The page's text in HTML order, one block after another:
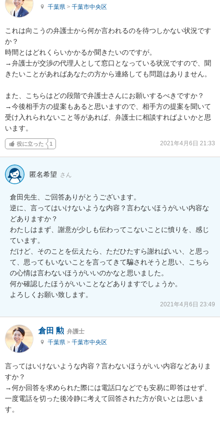
千葉県 > 千葉市中央区
これは向こうの弁護士から何か言われるのを待つしかない状況です
か？
時間とはどれくらいかかるか聞きたいのですが。
→弁護士が交渉の代理人として窓口となっている状況ですので、聞
きたいことがあればあなたの方から連絡しても問題はありません。
また、こちらはどの段階で弁護士さんにお願いするべきですか？
→今後相手方の提案もあると思いますので、相手方の提案を聞いて
受け入れられないこと等があれば、弁護士に相談すればよいかと思
います。
役に立った 1 2021年4月6日 21:33
匿名希望 さん
倉田先生、ご回答ありがとうございます。
逆に、言ってはいけないような内容？言わないほうがいい内容な
どありますか？
わたしはまず、謝意が少しも伝わってこないことに憤りを、感じ
ています。
だけど、そのことを伝えたら、ただひたすら謝ればいい、と思っ
て、思ってもいないことを言ってきて騙されそうと思い、こちら
の心情は言わないほうがいいのかなと思いました。
何か確認したほうがいいことなどありますでしょうか。
よろしくお願い致します。
2021年4月6日 23:49
倉田 勲 弁護士
千葉県 > 千葉市中央区
言ってはいけないような内容？言わないほうがいい内容などありま
すか？
→何か回答を求められた際には電話口などでも安易に即答はせず、
一度電話を切った後冷静に考えて回答された方が良いとは思いま
す。